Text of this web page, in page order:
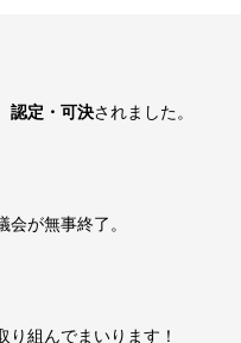
認定・可決されました。
が無事終了。
り組んでまいります！